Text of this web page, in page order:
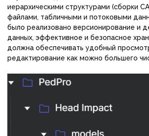
иерархическими структурами (сборки
файлами, табличными и потоковыми
было реализовано версионирование и
данных, эффективное и безопасное
должна обеспечивать удобный
редактирование как можно большего